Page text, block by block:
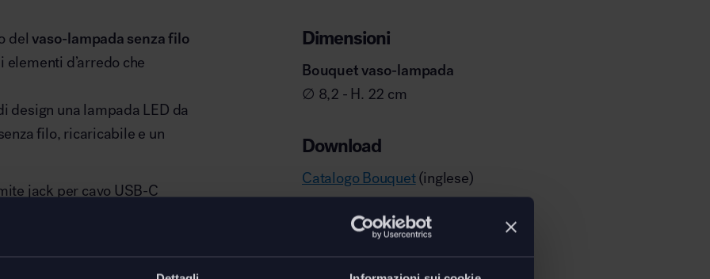
delvaso-lampada senza filo
elementi d’arredo che
design una lampada LED da
filo, ricaricabile e un
jack per cavo USB-C
regolazione: 6 ore al 100%
e la ricarica completa
Dimensioni
Bouquet vaso-lampada
∅ 8,2 - H. 22 cm
Download
Catalogo Bouquet(inglese)